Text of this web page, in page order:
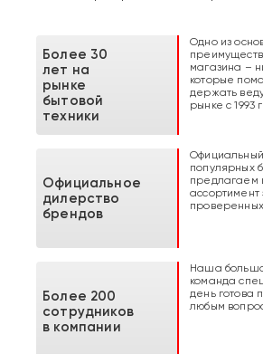
Более 30
лет на
рынке
бытовой
техники
Одно из
магазина –
которые
держать
рынке с 1993
Официальное
дилерство
брендов
популярных
предлагаем
ассортимент
Более 200
сотрудников
в компании
Наша
команда
день готова
любым